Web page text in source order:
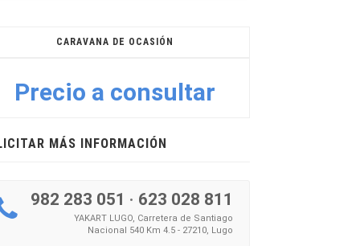
CARAVANA DE OCASIÓN
Precio a consultar
MÁS INFORMACIÓN
982 283 051 · 623 028 811
YAKART LUGO, Carretera de Santiago
Nacional 540 Km 4.5 - 27210, Lugo